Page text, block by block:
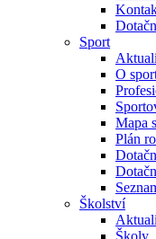
Sport
O
Mapa
Plán
Školství